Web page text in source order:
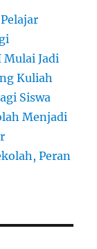
Mulai Jadi
Kuliah
Siswa
Menjadi
Peran